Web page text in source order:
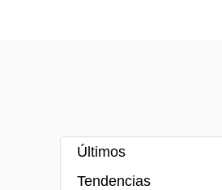
Últimos
Tendencias